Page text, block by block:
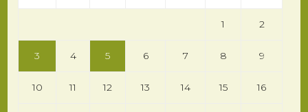
1 2
3 4 5 6 7 8 9
10 11 12 13 14 15 16